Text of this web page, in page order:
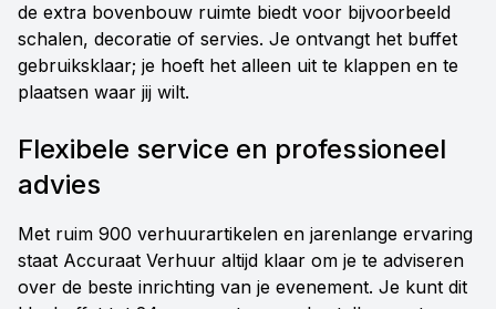
de extra bovenbouw ruimte biedt voor bijvoorbeeld
schalen, decoratie of servies. Je ontvangt het buffet
gebruiksklaar; je hoeft het alleen uit te klappen en te
plaatsen waar jij wilt.
Flexibele service en professioneel
advies
Met ruim 900 verhuurartikelen en jarenlange ervaring
staat Accuraat Verhuur altijd klaar om je te adviseren
over de beste inrichting van je evenement. Je kunt dit